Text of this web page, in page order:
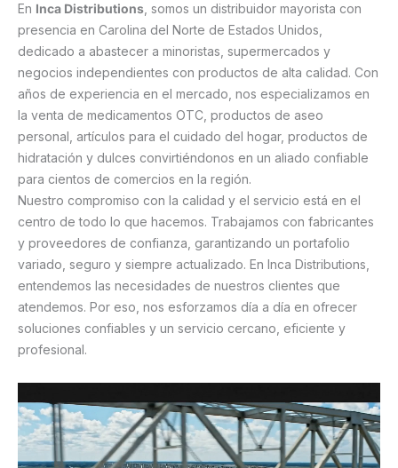
En Inca Distributions , somos un distribuidor mayorista con
presencia en Carolina del Norte de Estados Unidos,
dedicado a abastecer a minoristas, supermercados y
negocios independientes con productos de alta calidad. Con
años de experiencia en el mercado, nos especializamos en
la venta de medicamentos OTC, productos de aseo
personal, artículos para el cuidado del hogar, productos de
hidratación y dulces convirtiéndonos en un aliado confiable
para cientos de comercios en la región.
Nuestro compromiso con la calidad y el servicio está en el
centro de todo lo que hacemos. Trabajamos con fabricantes
y proveedores de confianza, garantizando un portafolio
variado, seguro y siempre actualizado. En Inca Distributions,
entendemos las necesidades de nuestros clientes que
atendemos. Por eso, nos esforzamos día a día en ofrecer
soluciones confiables y un servicio cercano, eficiente y
profesional.